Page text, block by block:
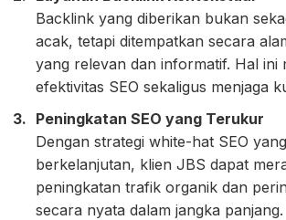
Backlink yang diberikan bukan
acak, tetapi ditempatkan secara
yang relevan dan informatif. Hal ini
efektivitas SEO sekaligus menjaga
Peningkatan SEO yang Terukur
Dengan strategi white-hat SEO
berkelanjutan, klien JBS dapat
peningkatan trafik organik dan
secara nyata dalam jangka panjang.